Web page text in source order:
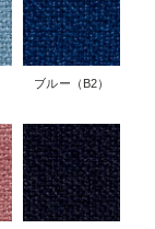
ブルー（B2）